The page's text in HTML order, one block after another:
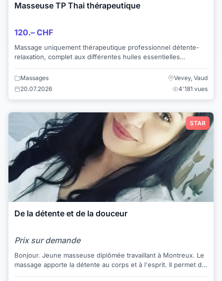
Masseuse TP Thai thérapeutique
120.– CHF
Massage uniquement thérapeutique professionnel détente-
relaxation, complet aux différentes huiles essentielles
Massages
Vevey, Vaud
20.07.2026
4'181 vues
STAR
De la détente et de la douceur
Prix sur demande
Bonjour. Jeune masseuse diplômée travaillant à Montreux. Le
massage apporte la détente au corps et à l'esprit. Il permet de